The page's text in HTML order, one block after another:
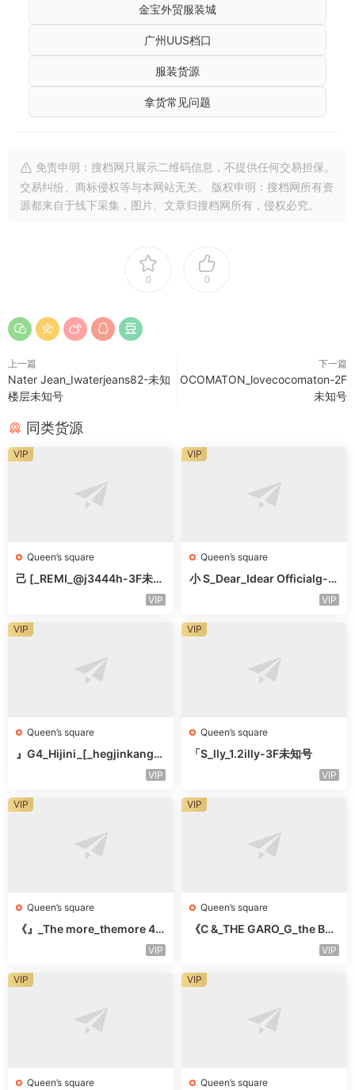
金宝外贸服装城
广州UUS档口
服装货源
拿货常见问题
免责申明：搜档网只展示二维码信息，不提供任何交易担保。
交易纠纷、商标侵权等与本网站无关。 版权申明：搜档网所有资
源都来自于线下采集，图片、文章归搜档网所有，侵权必究。
0 0
上一篇
Nater Jean_Iwaterjeans82-未知
楼层未知号
下一篇
OCOMATON_lovecocomaton-2F
未知号
同类货源
Queen’s square
己 [_REMI_@j3444h-3F未知
VIP
VIP
Queen’s square
小 S_Dear_Idear Officialg-3
VIP
VIP
Queen’s square
』G4_Hijini_[_hegjinkang-
VIP
VIP
Queen’s square
「S_lly_1.2illy-3F未知号
VIP
VIP
Queen’s square
《』_The more_themore 41
VIP
VIP
Queen’s square
《C &_THE GARO_G_the Bar
VIP
VIP
Queen’s square
VIP
Queen’s square
VIP